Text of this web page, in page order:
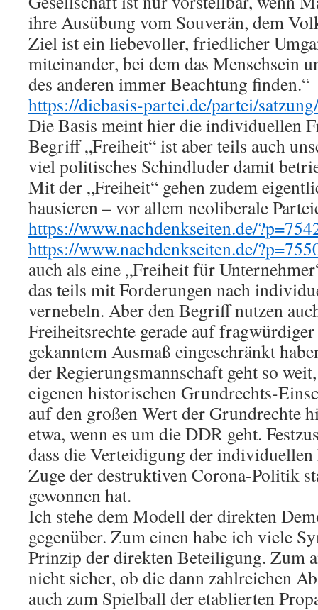
ihre Ausübung vom Souverän, dem
Ziel ist ein liebevoller, friedlicher
miteinander, bei dem das Menschsein
des anderen immer Beachtung finden.“
https://diebasis-partei.de/partei/satzung/
Die Basis meint hier die individuellen
Begriff „Freiheit“ ist aber teils auch
viel politisches Schindluder damit
Mit der „Freiheit“ gehen zudem
hausieren – vor allem neoliberale
https://www.nachdenkseiten.de/
https://www.nachdenkseiten.de/
auch als eine „Freiheit für
das teils mit Forderungen nach
vernebeln. Aber den Begriff nutzen
Freiheitsrechte gerade auf
gekanntem Ausmaß eingeschränkt
der Regierungsmannschaft geht so
eigenen historischen Grundrechts-
auf den großen Wert der Grundrechte
etwa, wenn es um die DDR geht.
dass die Verteidigung der
Zuge der destruktiven Corona-Politik
gewonnen hat.
Ich stehe dem Modell der direkten
gegenüber. Zum einen habe ich viele
Prinzip der direkten Beteiligung. Zum
nicht sicher, ob die dann zahlreichen
auch zum Spielball der etablierten